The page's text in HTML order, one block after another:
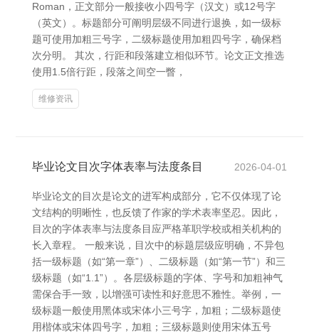
Roman，正文部分一般接收小四号字（汉文）或12号字
（英文）。标题部分可阐明层级不同进行退换，如一级标
题可使用加粗三号字，二级标题使用加粗四号字，确保档
次分明。 其次，行距和段落建立相似环节。论文正文推选
使用1.5倍行距，段落之间空一瞥，
维修资讯
毕业论文目次字体表率与法度条目 2026-04-01
毕业论文的目次是论文的进军构成部分，它不仅体现了论
文结构的明晰性，也反馈了作家的学术表率坚忍。因此，
目次的字体表率与法度条目应严格革职学校或相关机构的
长入章程。 一般来说，目次中的标题层级应明确，不异包
括一级标题（如“第一章”）、二级标题（如“第一节”）和三
级标题（如“1.1”）。各层级标题的字体、字号和加粗神气
需保合手一致，以增强可读性和好意思不雅性。举例，一
级标题一般使用黑体或宋体小三号字，加粗；二级标题使
用楷体或宋体四号字，加粗；三级标题则使用宋体五号